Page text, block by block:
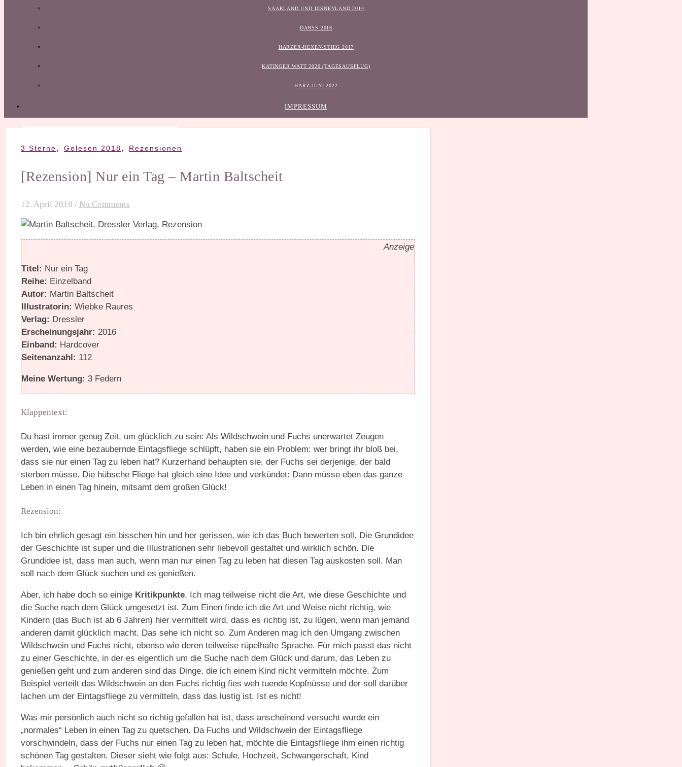
SAARLAND UND DISNEYLAND 2014
DARSS 2016
HARZER-HEXEN-STIEG 2017
KATINGER WATT 2020 (TAGESAUSFLUG)
HARZ JUNI 2022
IMPRESSUM
3 Sterne, Gelesen 2018, Rezensionen
[Rezension] Nur ein Tag – Martin Baltscheit
12. April 2018 / No Comments
Anzeige
Titel: Nur ein Tag
Reihe: Einzelband
Autor: Martin Baltscheit
Illustratorin: Wiebke Raures
Verlag: Dressler
Erscheinungsjahr: 2016
Einband: Hardcover
Seitenanzahl: 112
Meine Wertung: 3 Federn
Klappentext:
Du hast immer genug Zeit, um glücklich zu sein: Als Wildschwein und Fuchs unerwartet Zeugen
werden, wie eine bezaubernde Eintagsfliege schlüpft, haben sie ein Problem: wer bringt ihr bloß bei,
dass sie nur einen Tag zu leben hat? Kurzerhand behaupten sie, der Fuchs sei derjenige, der bald
sterben müsse. Die hübsche Fliege hat gleich eine Idee und verkündet: Dann müsse eben das ganze
Leben in einen Tag hinein, mitsamt dem großen Glück!
Rezension:
Ich bin ehrlich gesagt ein bisschen hin und her gerissen, wie ich das Buch bewerten soll. Die Grundidee
der Geschichte ist super und die Illustrationen sehr liebevoll gestaltet und wirklich schön. Die
Grundidee ist, dass man auch, wenn man nur einen Tag zu leben hat diesen Tag auskosten soll. Man
soll nach dem Glück suchen und es genießen.
Aber, ich habe doch so einige Kritikpunkte. Ich mag teilweise nicht die Art, wie diese Geschichte und
die Suche nach dem Glück umgesetzt ist. Zum Einen finde ich die Art und Weise nicht richtig, wie
Kindern (das Buch ist ab 6 Jahren) hier vermittelt wird, dass es richtig ist, zu lügen, wenn man jemand
anderen damit glücklich macht. Das sehe ich nicht so. Zum Anderen mag ich den Umgang zwischen
Wildschwein und Fuchs nicht, ebenso wie deren teilweise rüpelhafte Sprache. Für mich passt das nicht
zu einer Geschichte, in der es eigentlich um die Suche nach dem Glück und darum, das Leben zu
genießen geht und zum anderen sind das Dinge, die ich einem Kind nicht vermitteln möchte. Zum
Beispiel verteilt das Wildschwein an den Fuchs richtig fies weh tuende Kopfnüsse und der soll darüber
lachen um der Eintagsfliege zu vermitteln, dass das lustig ist. Ist es nicht!
Was mir persönlich auch nicht so richtig gefallen hat ist, dass anscheinend versucht wurde ein
„normales“ Leben in einen Tag zu quetschen. Da Fuchs und Wildschwein der Eintagsfliege
vorschwindeln, dass der Fuchs nur einen Tag zu leben hat, möchte die Eintagsfliege ihm einen richtig
schönen Tag gestalten. Dieser sieht wie folgt aus: Schule, Hochzeit, Schwangerschaft, Kind